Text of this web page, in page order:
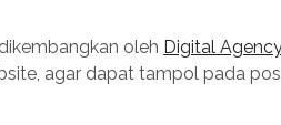
oleh Digital
agar dapat tampol pada